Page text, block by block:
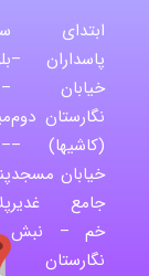
ابتدای
پاسداران –
خیابان
نگارستان دوم
(کاشیها) –
خیابان مسجد
جامع غدیر
خم – نبش
نگارستان